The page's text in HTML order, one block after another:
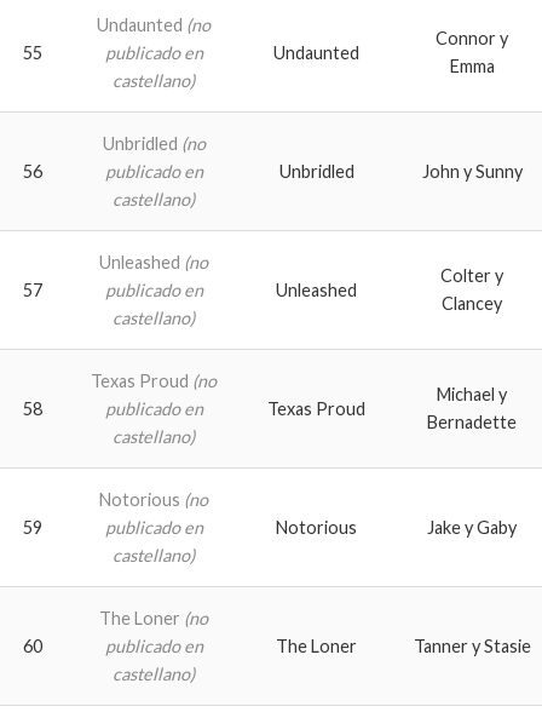
55
Undaunted (no
publicado en
castellano)
Undaunted
Connor y
Emma
56
Unbridled (no
publicado en
castellano)
Unbridled John y Sunny
57
Unleashed (no
publicado en
castellano)
Unleashed
Colter y
Clancey
58
Texas Proud (no
publicado en
castellano)
Texas Proud
Michael y
Bernadette
59
Notorious (no
publicado en
castellano)
Notorious Jake y Gaby
60
The Loner (no
publicado en
castellano)
The Loner Tanner y Stasie